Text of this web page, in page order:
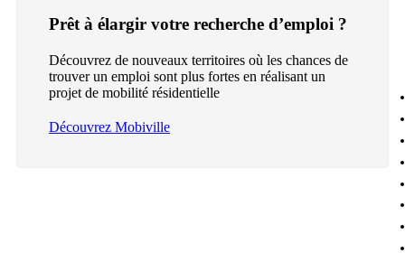
Prêt à élargir votre recherche d’emploi ?
Découvrez de nouveaux territoires où les chances de
trouver un emploi sont plus fortes en réalisant un
projet de mobilité résidentielle
Découvrez Mobiville